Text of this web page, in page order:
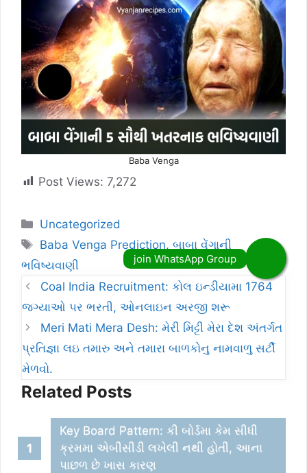
Baba Venga
Post Views: 7,272
Categories
Uncategorized
Tags
Baba Venga Prediction,બાબા વેંગાની
ભવિષ્યવાણી
Coal India Recruitment: કોલ ઇન્ડીયામા 1764
જગ્યાઓ પર ભરતી, ઓનલાઇન અરજી શરૂ
Meri Mati Mera Desh: મેરી મિટ્ટી મેરા દેશ અંતર્ગત
પ્રતિજ્ઞા લઇ તમારુ અને તમારા બાળકોનુ નામવાળુ સર્ટી
મેળવો.
Related Posts
Key Board Pattern: કી બોર્ડમા કેમ સીધી
ક્રમમા એબીસીડી લખેલી નથી હોતી, આના
પાછળ છે ખાસ કારણ